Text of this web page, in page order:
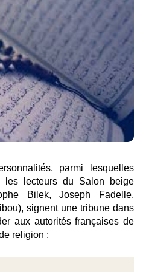
parmi lesquelles
les lecteurs du Salon beige
Bilek, Joseph Fadelle,
signent une tribune dans
aux autorités françaises de
religion :